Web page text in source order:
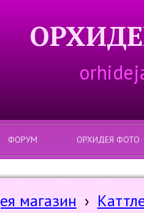
ФОРУМ ОРХИДЕЯ ФОТО
магазин ›